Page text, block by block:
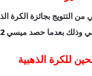
من التتويج بجائزة
462 نقطة في تصويت الكرة الذهبية 2023.